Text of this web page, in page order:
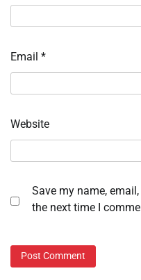
Email *
Website
Save my name,
the next time I